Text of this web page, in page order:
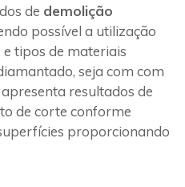
de demolição
possível a utilização
tipos de materiais
seja com com
resultados de
de corte conforme
proporcionando